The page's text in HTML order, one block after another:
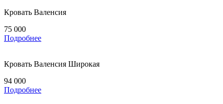
Кровать Валенсия
75 000
Подробнее
Кровать Валенсия Широкая
94 000
Подробнее